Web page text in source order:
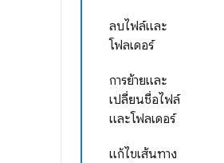
ลบไฟล์และ
โฟลเดอร์
การย้ายและ
เปลี่ยนชื่อไฟล์
และโฟลเดอร์
แก้ไขเส้นทาง